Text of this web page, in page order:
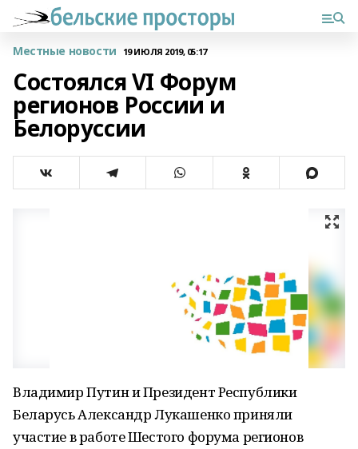
Местные новости 19 ИЮЛЯ 2019, 05:17
Состоялся VI Форум
регионов России и
Белоруссии
Владимир Путин и Президент Республики
Беларусь Александр Лукашенко приняли
участие в работе Шестого форума регионов